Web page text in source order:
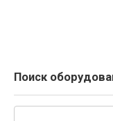
Поиск